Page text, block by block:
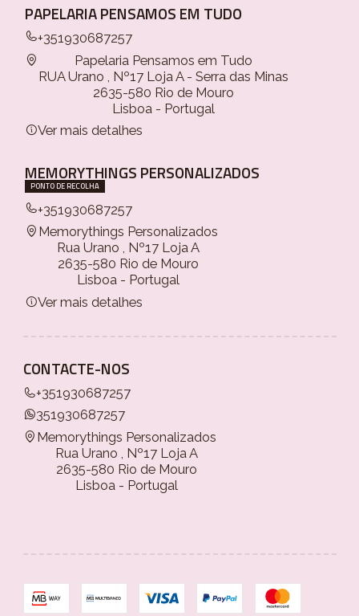
PAPELARIA PENSAMOS EM TUDO
+351930687257
Papelaria Pensamos em Tudo
RUA Urano , Nº17 Loja A - Serra das Minas
2635-580 Rio de Mouro
Lisboa - Portugal
Ver mais detalhes
MEMORYTHINGS PERSONALIZADOS
PONTO DE RECOLHA
+351930687257
Memorythings Personalizados
Rua Urano , Nº17 Loja A
2635-580 Rio de Mouro
Lisboa - Portugal
Ver mais detalhes
CONTACTE-NOS
+351930687257
351930687257
Memorythings Personalizados
Rua Urano , Nº17 Loja A
2635-580 Rio de Mouro
Lisboa - Portugal